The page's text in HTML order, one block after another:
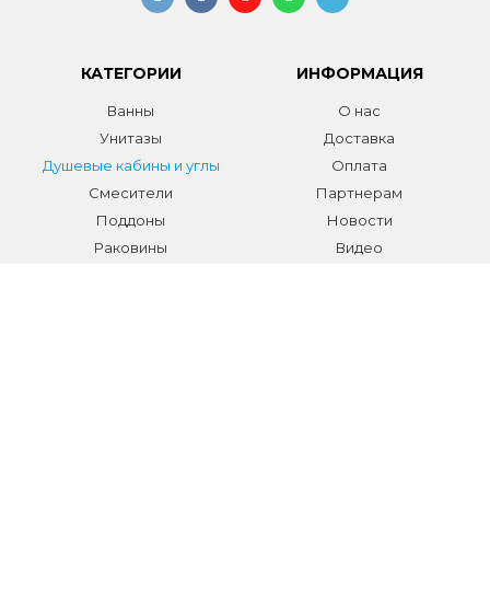
КАТЕГОРИИ
Ванны
Унитазы
Душевые кабины и углы
Смесители
Поддоны
Раковины
ИНФОРМАЦИЯ
О нас
Доставка
Оплата
Партнерам
Новости
Видео